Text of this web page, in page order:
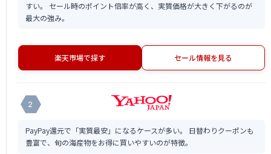
すい。 セール時のポイント倍率が高く、実質価格が大きく下がるのが
最大の強み。
楽天市場で探す セール情報を見る
2
PayPay還元で「実質最安」になるケースが多い。 日替わりクーポンも
豊富で、旬の海産物をお得に買いやすいのが特徴。